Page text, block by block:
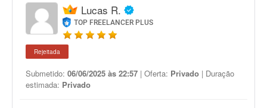
Lucas R.
TOP FREELANCER PLUS
Rejeitada
Submetido: 06/06/2025 às 22:57 | Oferta: Privado | Duração
estimada: Privado